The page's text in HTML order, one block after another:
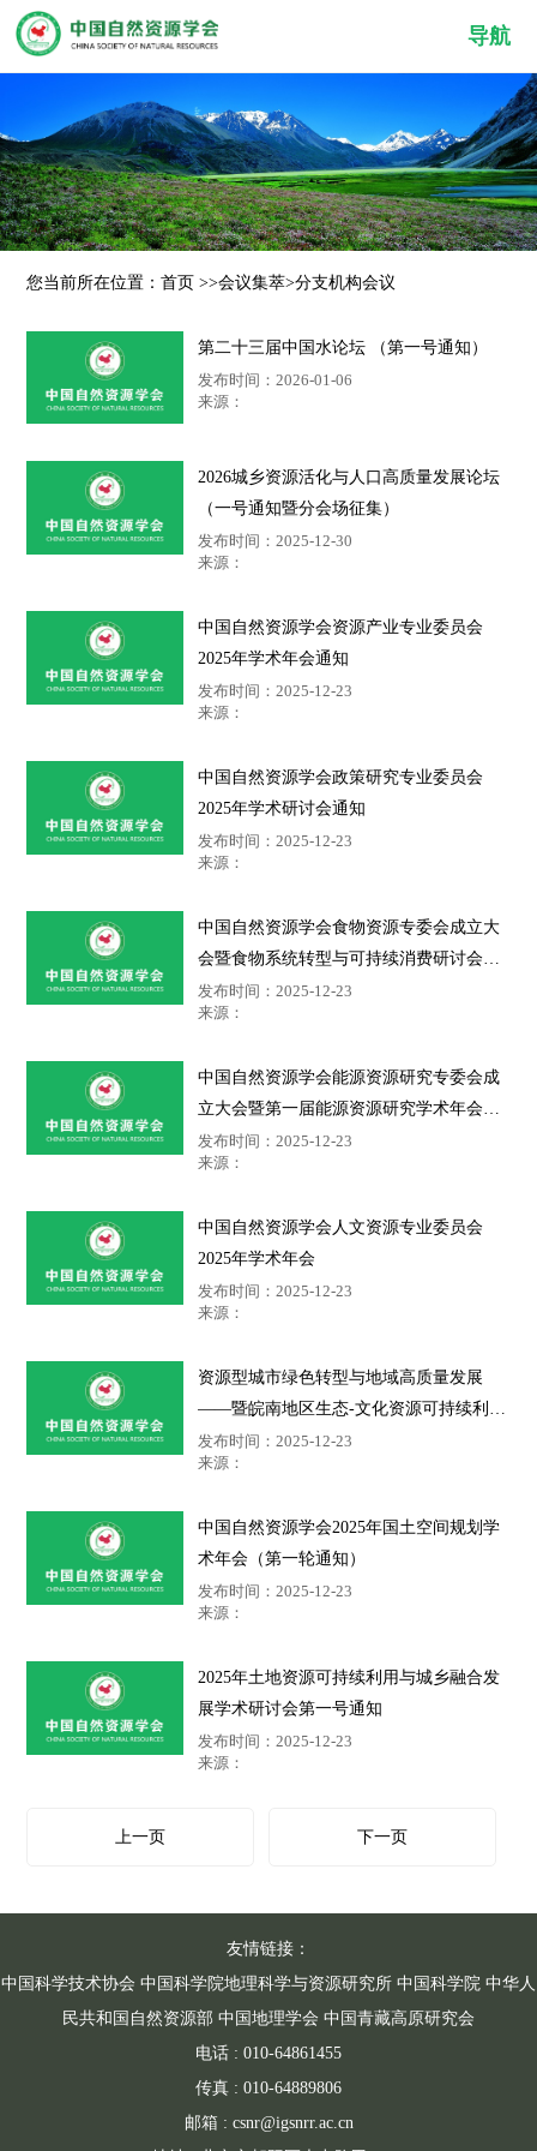
导航
您当前所在位置：首页 >>会议集萃>分支机构会议
第二十三届中国水论坛 （第一号通知）
发布时间：2026-01-06
来源：
2026城乡资源活化与人口高质量发展论坛
（一号通知暨分会场征集）
发布时间：2025-12-30
来源：
中国自然资源学会资源产业专业委员会
2025年学术年会通知
发布时间：2025-12-23
来源：
中国自然资源学会政策研究专业委员会
2025年学术研讨会通知
发布时间：2025-12-23
来源：
中国自然资源学会食物资源专委会成立大
会暨食物系统转型与可持续消费研讨会通
知（第二号）
发布时间：2025-12-23
来源：
中国自然资源学会能源资源研究专委会成
立大会暨第一届能源资源研究学术年会通
知
发布时间：2025-12-23
来源：
中国自然资源学会人文资源专业委员会
2025年学术年会
发布时间：2025-12-23
来源：
资源型城市绿色转型与地域高质量发展
——暨皖南地区生态-文化资源可持续利用
学术研讨会会议通知（第一轮）
发布时间：2025-12-23
来源：
中国自然资源学会2025年国土空间规划学
术年会（第一轮通知）
发布时间：2025-12-23
来源：
2025年土地资源可持续利用与城乡融合发
展学术研讨会第一号通知
发布时间：2025-12-23
来源：
上一页 下一页
友情链接：
中国科学技术协会 中国科学院地理科学与资源研究所 中国科学院 中华人
民共和国自然资源部 中国地理学会 中国青藏高原研究会
电话 : 010-64861455
传真 : 010-64889806
邮箱 : csnr@igsnrr.ac.cn